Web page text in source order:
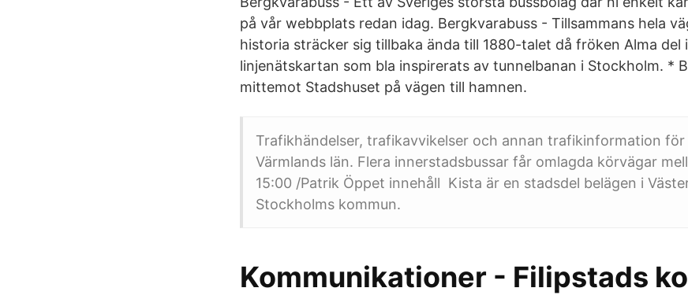
på vår webbplats redan idag. Bergkvarabuss - Tillsammans hela
historia sträcker sig tillbaka ända till 1880-talet då fröken Alma del
linjenätskartan som bla inspirerats av tunnelbanan i Stockholm. *
mittemot Stadshuset på vägen till hamnen.
Trafikhändelser, trafikavvikelser och annan trafikinformation för
Värmlands län. Flera innerstadsbussar får omlagda körvägar
15:00 /Patrik Öppet innehåll Kista är en stadsdel belägen i
Stockholms kommun.
Kommunikationer - Filipstads